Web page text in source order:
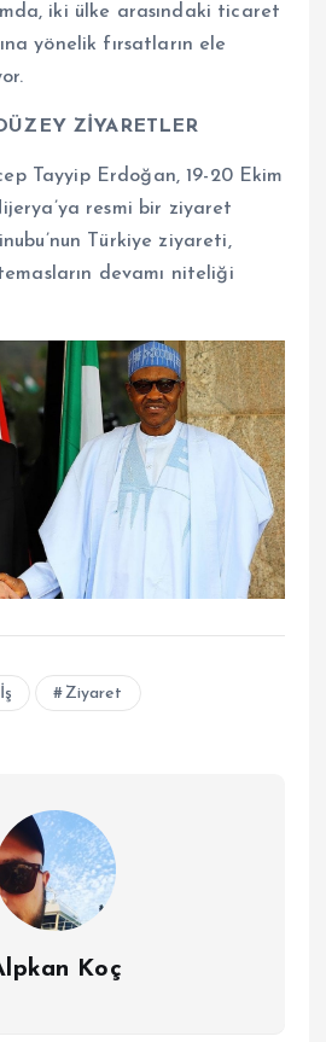
iki ülke arasındaki ticaret
yönelik fırsatların ele
ZİYARETLER
Tayyip Erdoğan, 19-20 Ekim
resmi bir ziyaret
Türkiye ziyareti,
devamı niteliği
İş Ziyaret
Koç